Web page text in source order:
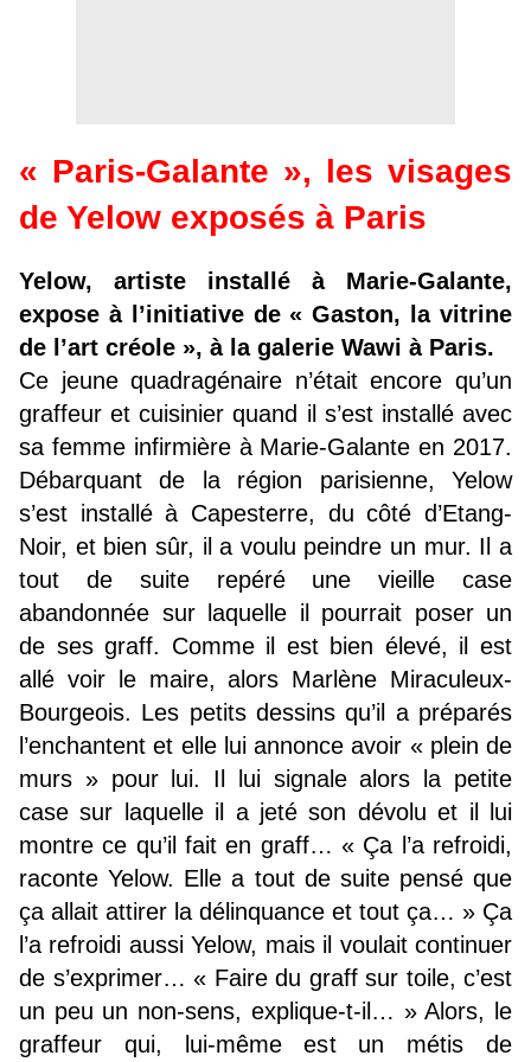
« Paris-Galante », les visages
de Yelow exposés à Paris
Yelow, artiste installé à Marie-Galante,
expose à l’initiative de « Gaston, la vitrine
de l’art créole », à la galerie Wawi à Paris.
Ce jeune quadragénaire n’était encore qu’un
graffeur et cuisinier quand il s’est installé avec
sa femme infirmière à Marie-Galante en 2017.
Débarquant de la région parisienne, Yelow
s’est installé à Capesterre, du côté d’Etang-
Noir, et bien sûr, il a voulu peindre un mur. Il a
tout de suite repéré une vieille case
abandonnée sur laquelle il pourrait poser un
de ses graff. Comme il est bien élevé, il est
allé voir le maire, alors Marlène Miraculeux-
Bourgeois. Les petits dessins qu’il a préparés
l’enchantent et elle lui annonce avoir « plein de
murs » pour lui. Il lui signale alors la petite
case sur laquelle il a jeté son dévolu et il lui
montre ce qu’il fait en graff… « Ça l’a refroidi,
raconte Yelow. Elle a tout de suite pensé que
ça allait attirer la délinquance et tout ça… » Ça
l’a refroidi aussi Yelow, mais il voulait continuer
de s’exprimer… « Faire du graff sur toile, c’est
un peu un non-sens, explique-t-il… » Alors, le
graffeur qui, lui-même est un métis de